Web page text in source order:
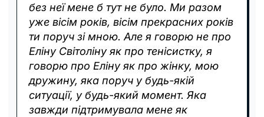
без неї мене б тут не було. Ми разом
уже вісім років, вісім прекрасних років
ти поруч зі мною. Але я говорю не про
Еліну Світоліну як про тенісистку, я
говорю про Еліну як про жінку, мою
дружину, яка поруч у будь-якій
ситуації, у будь-який момент. Яка
завжди підтримувала мене як